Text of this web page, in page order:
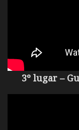
3º lugar –